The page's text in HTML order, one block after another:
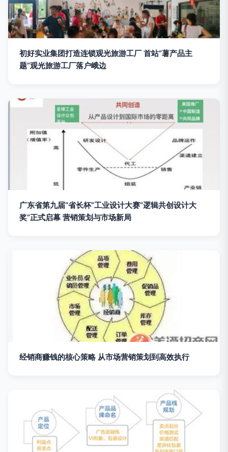
初好实业集团打造连锁观光旅游工厂 首站“薯产品主
题”观光旅游工厂落户峨边
广东省第九届“省长杯”工业设计大赛“逻辑共创设计大
奖”正式启幕 营销策划与市场新局
经销商赚钱的核心策略 从市场营销策划到高效执行